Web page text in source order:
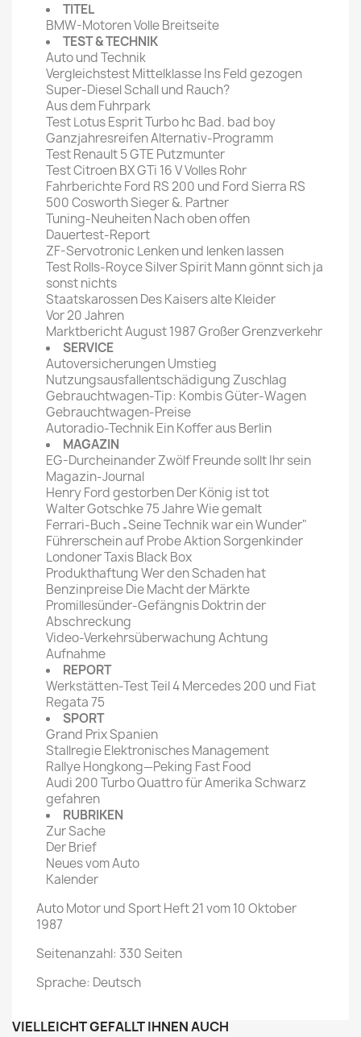
TITEL
BMW-Motoren Volle Breitseite
TEST & TECHNIK
Auto und Technik
Vergleichstest Mittelklasse Ins Feld gezogen
Super-Diesel Schall und Rauch?
Aus dem Fuhrpark
Test Lotus Esprit Turbo hc Bad. bad boy
Ganzjahresreifen Alternativ-Programm
Test Renault 5 GTE Putzmunter
Test Citroen BX GTi 16 V Volles Rohr
Fahrberichte Ford RS 200 und Ford Sierra RS
500 Cosworth Sieger &. Partner
Tuning-Neuheiten Nach oben offen
Dauertest-Report
ZF-Servotronic Lenken und lenken lassen
Test Rolls-Royce Silver Spirit Mann gönnt sich ja
sonst nichts
Staatskarossen Des Kaisers alte Kleider
Vor 20 Jahren
Marktbericht August 1987 Großer Grenzverkehr
SERVICE
Autoversicherungen Umstieg
Nutzungsausfallentschädigung Zuschlag
Gebrauchtwagen-Tip: Kombis Güter-Wagen
Gebrauchtwagen-Preise
Autoradio-Technik Ein Koffer aus Berlin
MAGAZIN
EG-Durcheinander Zwölf Freunde sollt Ihr sein
Magazin-Journal
Henry Ford gestorben Der König ist tot
Walter Gotschke 75 Jahre Wie gemalt
Ferrari-Buch „Seine Technik war ein Wunder"
Führerschein auf Probe Aktion Sorgenkinder
Londoner Taxis Black Box
Produkthaftung Wer den Schaden hat
Benzinpreise Die Macht der Märkte
Promillesünder-Gefängnis Doktrin der
Abschreckung
Video-Verkehrsüberwachung Achtung
Aufnahme
REPORT
Werkstätten-Test Teil 4 Mercedes 200 und Fiat
Regata 75
SPORT
Grand Prix Spanien
Stallregie Elektronisches Management
Rallye Hongkong—Peking Fast Food
Audi 200 Turbo Quattro für Amerika Schwarz
gefahren
RUBRIKEN
Zur Sache
Der Brief
Neues vom Auto
Kalender
Auto Motor und Sport Heft 21 vom 10 Oktober
1987
Seitenanzahl: 330 Seiten
Sprache: Deutsch
VIELLEICHT GEFÄLLT IHNEN AUCH